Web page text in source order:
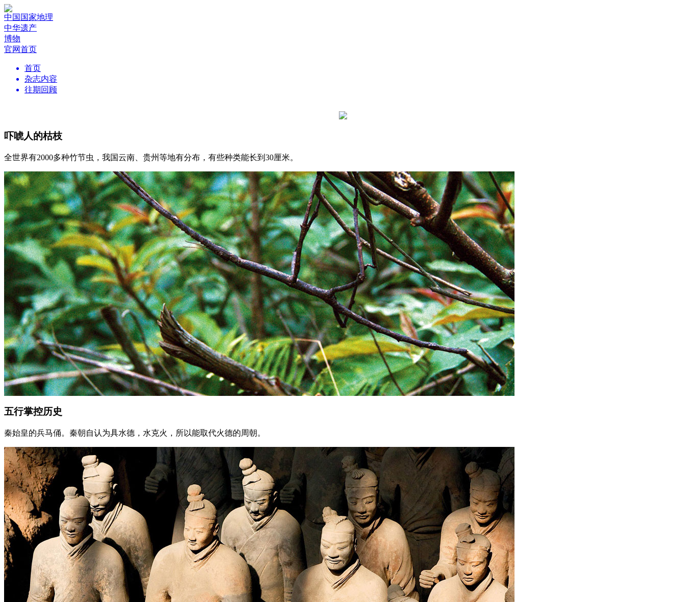
中国国家地理
中华遗产
博物
官网首页
首页
杂志内容
往期回顾
吓唬人的枯枝
全世界有2000多种竹节虫，我国云南、贵州等地有分布，有些种类能长到30厘米。
五行掌控历史
秦始皇的兵马俑。秦朝自认为具水德，水克火，所以能取代火德的周朝。